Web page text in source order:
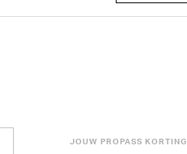
JOUW PROPASS KORTING